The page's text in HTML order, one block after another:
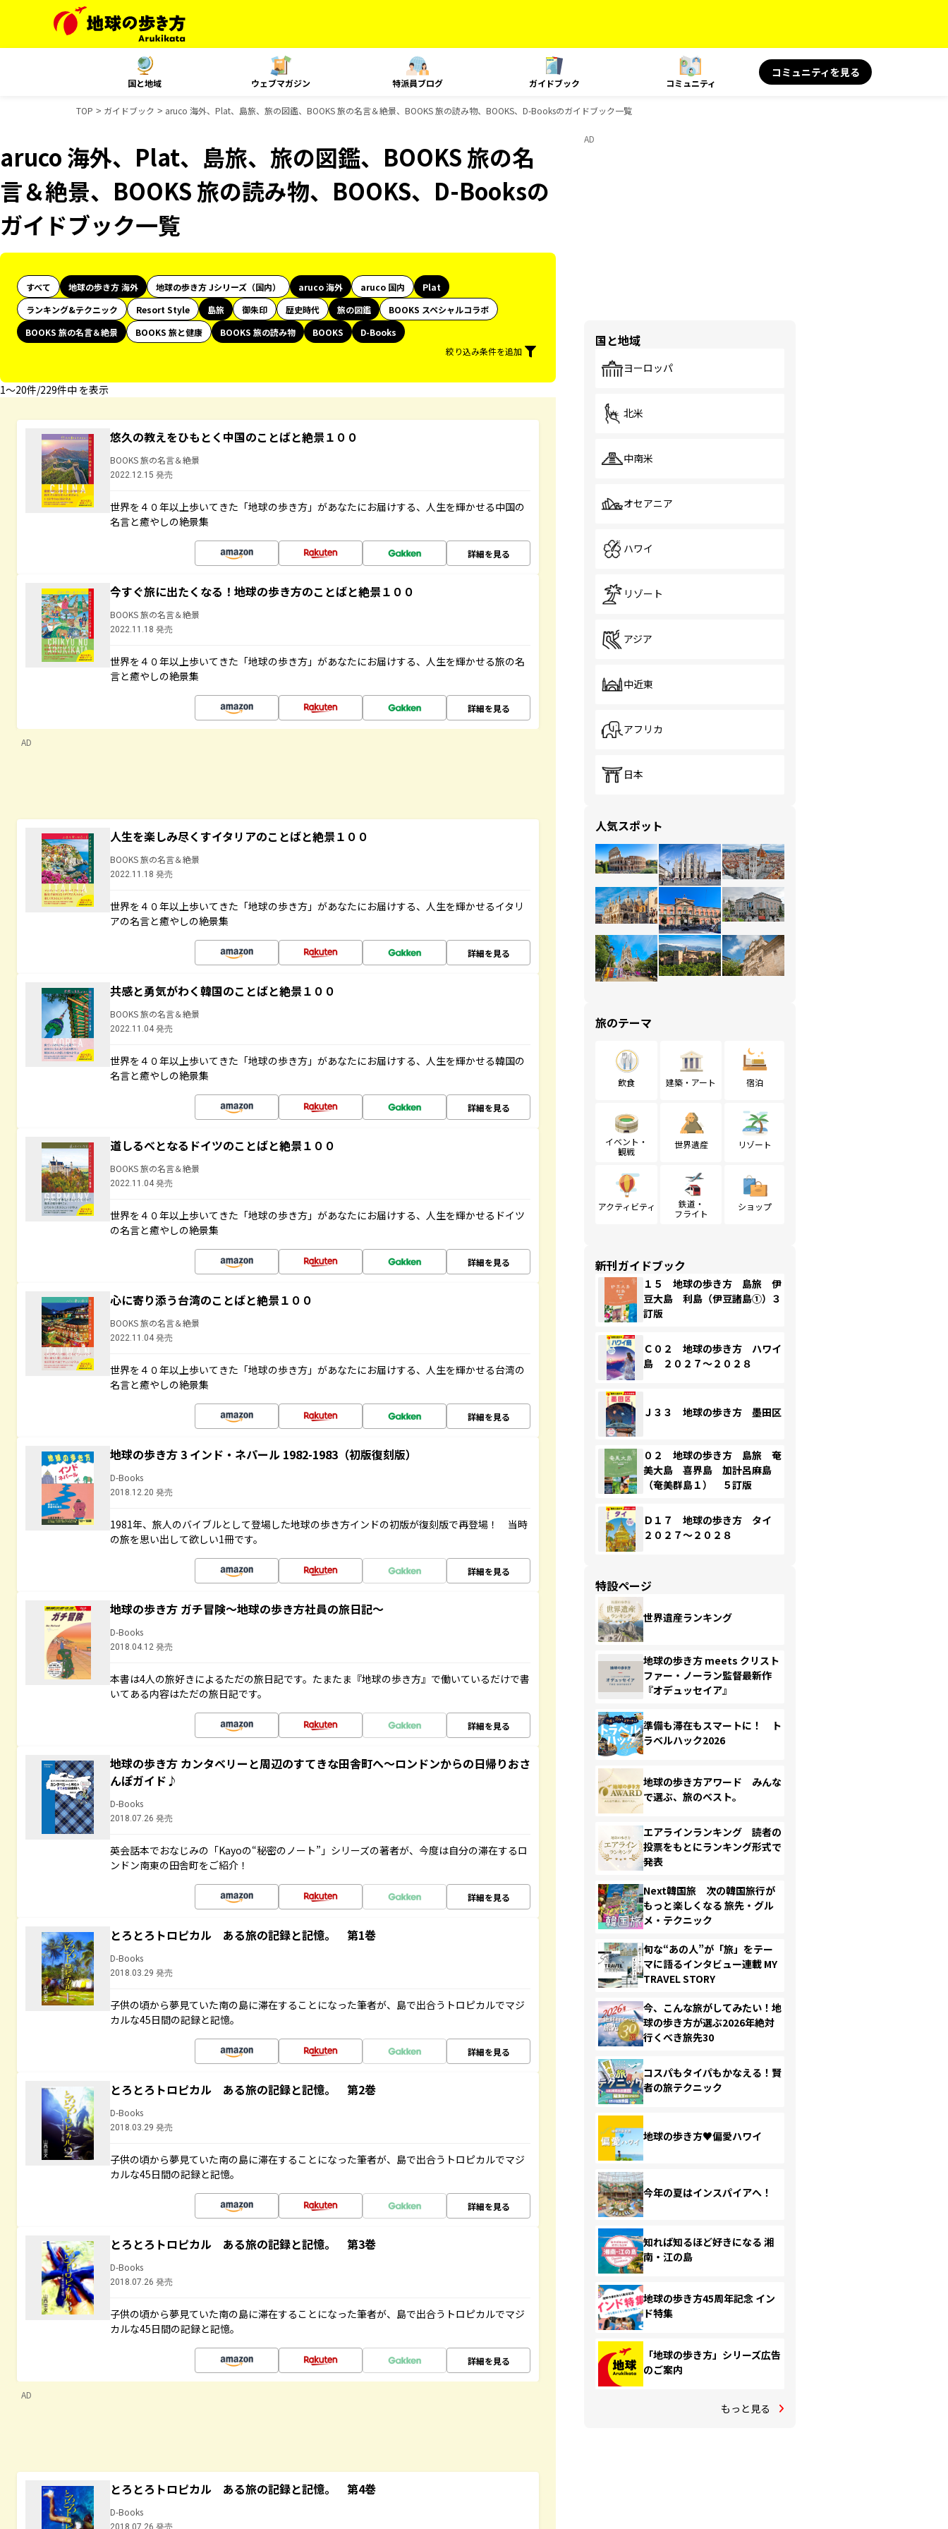
国と地域 ウェブマガジン 特派員ブログ ガイドブック コミュニティ
コミュニティを見る
TOP ガイドブック aruco 海外、Plat、島旅、旅の図鑑、BOOKS 旅の名言＆絶景、BOOKS 旅の読み物、BOOKS、D-Booksのガイドブック一覧
aruco 海外、Plat、島旅、旅の図鑑、BOOKS 旅の名
言＆絶景、BOOKS 旅の読み物、BOOKS、D-Booksの
ガイドブック一覧
すべて 地球の歩き方 海外 地球の歩き方 Jシリーズ（国内） aruco 海外 aruco 国内
Plat
ランキング&テクニック
Resort Style 島旅 御朱印 歴史時代 旅の図鑑
BOOKS スペシャルコラボ
BOOKS 旅の名言＆絶景
BOOKS 旅と健康 BOOKS 旅の読み物 BOOKS
D-Books
絞り込み条件を追加
1〜20件/229件中 を表示
悠久の教えをひもとく中国のことばと絶景１００
BOOKS 旅の名言＆絶景
2022.12.15 発売
世界を４０年以上歩いてきた「地球の歩き方」があなたにお届けする、人生を輝かせる中国の
名言と癒やしの絶景集
詳細を見る
今すぐ旅に出たくなる！地球の歩き方のことばと絶景１００
BOOKS 旅の名言＆絶景
2022.11.18 発売
世界を４０年以上歩いてきた「地球の歩き方」があなたにお届けする、人生を輝かせる旅の名
言と癒やしの絶景集
詳細を見る
AD
人生を楽しみ尽くすイタリアのことばと絶景１００
BOOKS 旅の名言＆絶景
2022.11.18 発売
世界を４０年以上歩いてきた「地球の歩き方」があなたにお届けする、人生を輝かせるイタリ
アの名言と癒やしの絶景集
詳細を見る
共感と勇気がわく韓国のことばと絶景１００
BOOKS 旅の名言＆絶景
2022.11.04 発売
世界を４０年以上歩いてきた「地球の歩き方」があなたにお届けする、人生を輝かせる韓国の
名言と癒やしの絶景集
詳細を見る
道しるべとなるドイツのことばと絶景１００
BOOKS 旅の名言＆絶景
2022.11.04 発売
世界を４０年以上歩いてきた「地球の歩き方」があなたにお届けする、人生を輝かせるドイツ
の名言と癒やしの絶景集
詳細を見る
心に寄り添う台湾のことばと絶景１００
BOOKS 旅の名言＆絶景
2022.11.04 発売
世界を４０年以上歩いてきた「地球の歩き方」があなたにお届けする、人生を輝かせる台湾の
名言と癒やしの絶景集
詳細を見る
地球の歩き方 3 インド・ネパール 1982-1983（初版復刻版）
D-Books
2018.12.20 発売
1981年、旅人のバイブルとして登場した地球の歩き方インドの初版が復刻版で再登場！ 当時
の旅を思い出して欲しい1冊です。
詳細を見る
地球の歩き方 ガチ冒険～地球の歩き方社員の旅日記～
D-Books
2018.04.12 発売
本書は4人の旅好きによるただの旅日記です。たまたま『地球の歩き方』で働いているだけで書
いてある内容はただの旅日記です。
詳細を見る
地球の歩き方 カンタベリーと周辺のすてきな田舎町へ～ロンドンからの日帰りおさ
んぽガイド♪
D-Books
2018.07.26 発売
英会話本でおなじみの「Kayoの“秘密のノート”」シリーズの著者が、今度は自分の滞在するロ
ンドン南東の田舎町をご紹介！
詳細を見る
とろとろトロピカル ある旅の記録と記憶。 第1巻
D-Books
2018.03.29 発売
子供の頃から夢見ていた南の島に滞在することになった筆者が、島で出合うトロピカルでマジ
カルな45日間の記録と記憶。
詳細を見る
とろとろトロピカル ある旅の記録と記憶。 第2巻
D-Books
2018.03.29 発売
子供の頃から夢見ていた南の島に滞在することになった筆者が、島で出合うトロピカルでマジ
カルな45日間の記録と記憶。
詳細を見る
とろとろトロピカル ある旅の記録と記憶。 第3巻
D-Books
2018.07.26 発売
子供の頃から夢見ていた南の島に滞在することになった筆者が、島で出合うトロピカルでマジ
カルな45日間の記録と記憶。
詳細を見る
AD
とろとろトロピカル ある旅の記録と記憶。 第4巻
D-Books
2018.07.26 発売
AD
国と地域
ヨーロッパ
北米
中南米
オセアニア
ハワイ
リゾート
アジア
中近東
アフリカ
日本
人気スポット
旅のテーマ
飲食 建築・アート 宿泊
イベント・
観戦
世界遺産 リゾート
アクティビティ
鉄道・
フライト
ショップ
新刊ガイドブック
１５ 地球の歩き方 島旅 伊
豆大島 利島（伊豆諸島①）３
訂版
Ｃ０２ 地球の歩き方 ハワイ
島 ２０２７～２０２８
Ｊ３３ 地球の歩き方 墨田区
０２ 地球の歩き方 島旅 奄
美大島 喜界島 加計呂麻島
（奄美群島１） ５訂版
Ｄ１７ 地球の歩き方 タイ
２０２７～２０２８
特設ページ
世界遺産ランキング
地球の歩き方 meets クリスト
ファー・ノーラン監督最新作
『オデュッセイア』
準備も滞在もスマートに！ ト
ラベルハック2026
地球の歩き方アワード みんな
で選ぶ、旅のベスト。
エアラインランキング 読者の
投票をもとにランキング形式で
発表
Next韓国旅 次の韓国旅行が
もっと楽しくなる 旅先・グル
メ・テクニック
旬な“あの人”が「旅」をテー
マに語るインタビュー連載 MY
TRAVEL STORY
今、こんな旅がしてみたい！地
球の歩き方が選ぶ2026年絶対
行くべき旅先30
コスパもタイパもかなえる！賢
者の旅テクニック
地球の歩き方♥偏愛ハワイ
今年の夏はインスパイアへ！
知れば知るほど好きになる 湘
南・江の島
地球の歩き方45周年記念 イン
ド特集
「地球の歩き方」シリーズ広告
のご案内
もっと見る